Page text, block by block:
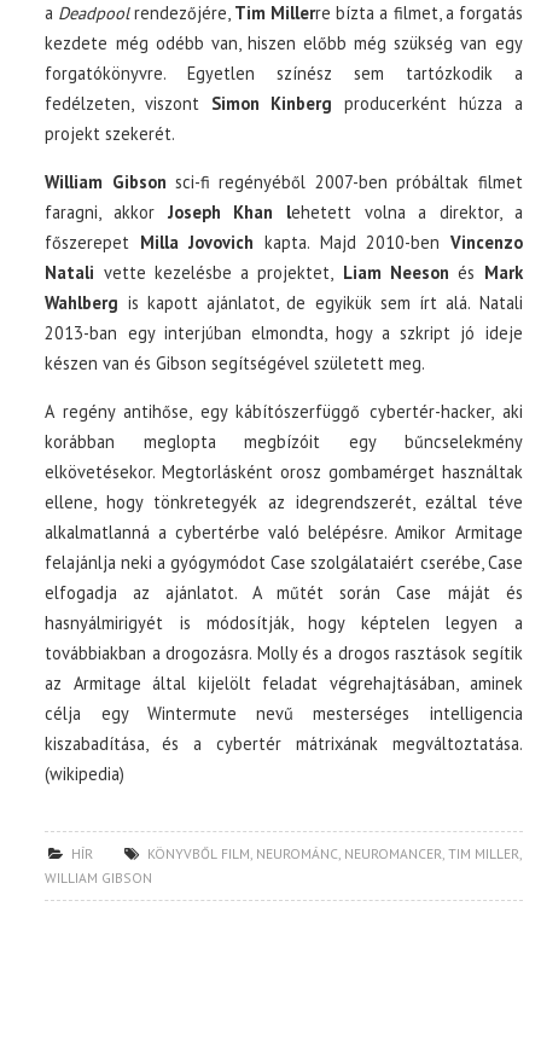
a Deadpoolrendezőjére, Tim Millerre bízta a filmet, a forgatás
kezdete még odébb van, hiszen előbb még szükség van egy
forgatókönyvre. Egyetlen színész sem tartózkodik a
fedélzeten, viszont Simon Kinberg producerként húzza a
projekt szekerét.
William Gibson sci-fi regényéből 2007-ben próbáltak filmet
faragni, akkor Joseph Khan lehetett volna a direktor, a
főszerepet Milla Jovovich kapta. Majd 2010-ben Vincenzo
Natali vette kezelésbe a projektet, Liam Neeson és Mark
Wahlberg is kapott ajánlatot, de egyikük sem írt alá. Natali
2013-ban egy interjúban elmondta, hogy a szkript jó ideje
készen van és Gibson segítségével született meg.
A regény antihőse, egy kábítószerfüggő cybertér-hacker, aki
korábban meglopta megbízóit egy bűncselekmény
elkövetésekor. Megtorlásként orosz gombamérget használtak
ellene, hogy tönkretegyék az idegrendszerét, ezáltal téve
alkalmatlanná a cybertérbe való belépésre. Amikor Armitage
felajánlja neki a gyógymódot Case szolgálataiért cserébe, Case
elfogadja az ajánlatot. A műtét során Case máját és
hasnyálmirigyét is módosítják, hogy képtelen legyen a
továbbiakban a drogozásra. Molly és a drogos rasztások segítik
az Armitage által kijelölt feladat végrehajtásában, aminek
célja egy Wintermute nevű mesterséges intelligencia
kiszabadítása, és a cybertér mátrixának megváltoztatása.
(wikipedia)
HÍR KÖNYVBŐL FILM, NEUROMÁNC, NEUROMANCER,TIM MILLER,
WILLIAM GIBSON